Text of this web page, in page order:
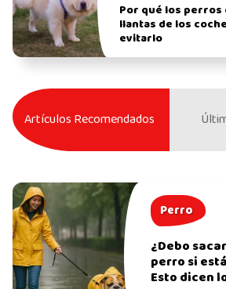
Por qué los perros
llantas de los
evitarlo
Artículos Recomendados
Perro
¿Debo
perro si
Esto dicen